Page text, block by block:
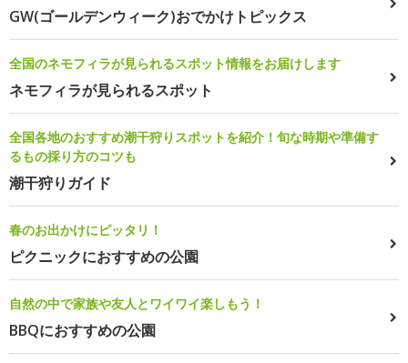
GW(ゴールデンウィーク)おでかけトピックス
全国のネモフィラが見られるスポット情報をお届けします
ネモフィラが見られるスポット
全国各地のおすすめ潮干狩りスポットを紹介！旬な時期や準備す
るもの採り方のコツも
潮干狩りガイド
春のお出かけにピッタリ！
ピクニックにおすすめの公園
自然の中で家族や友人とワイワイ楽しもう！
BBQにおすすめの公園